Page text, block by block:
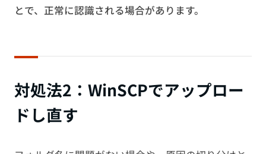
とで、正常に認識される場合があります。
対処法2：WinSCPでアップロー
ドし直す